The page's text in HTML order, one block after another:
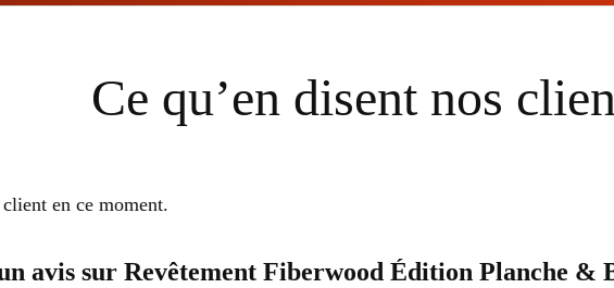
Ce qu’en disent nos
en ce moment.
avis sur Revêtement Fiberwood Édition Planche &